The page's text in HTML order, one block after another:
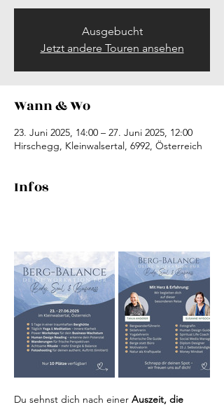
Ausgebucht
Jetzt andere Touren ansehen
Wann & Wo
23. Juni 2025, 14:00 – 27. Juni 2025, 12:00
Hirschegg, Kleinwalsertal, 6992, Österreich
Infos
Du sehnst dich nach einer Auszeit, die